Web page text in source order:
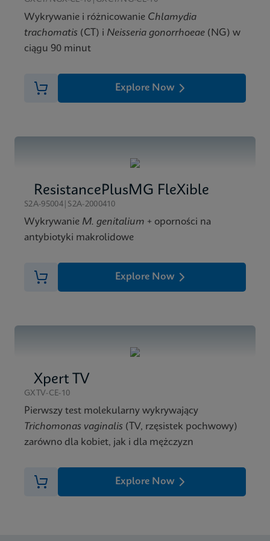
Wykrywanie i różnicowanie Chlamydia
trachomatis (CT) i Neisseria gonorrhoeae (NG) w
ciągu 90 minut
Explore Now
ResistancePlusMG FleXible
S2A-95004|S2A-2000410
Wykrywanie M. genitalium + oporności na
antybiotyki makrolidowe
Explore Now
Xpert TV
GXTV-CE-10
Pierwszy test molekularny wykrywający
Trichomonas vaginalis (TV, rzęsistek pochwowy)
zarówno dla kobiet, jak i dla mężczyzn
Explore Now